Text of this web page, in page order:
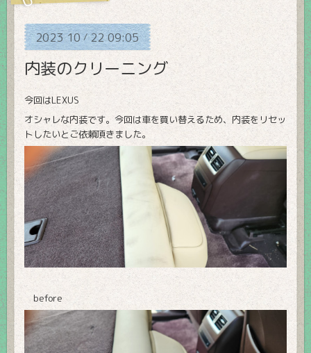
2023 10/22 09:05
内装のクリーニング
今回はLEXUS
オシャレな内装です。今回は車を買い替えるため、内装をリセッ
トしたいとご依頼頂きました。
before